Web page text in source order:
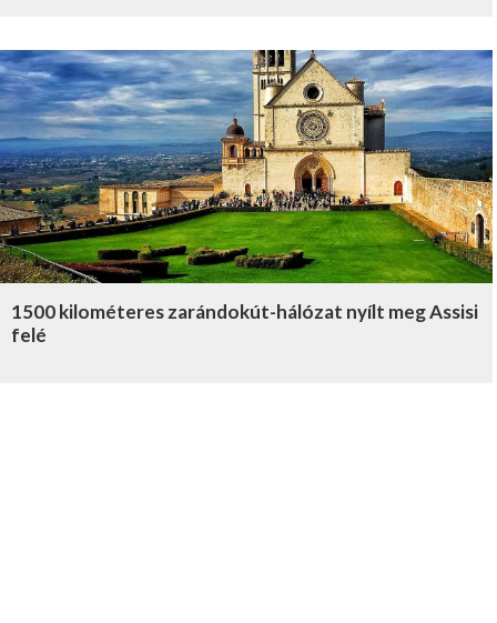
1500 kilométeres zarándokút-hálózat nyílt meg Assisi
felé